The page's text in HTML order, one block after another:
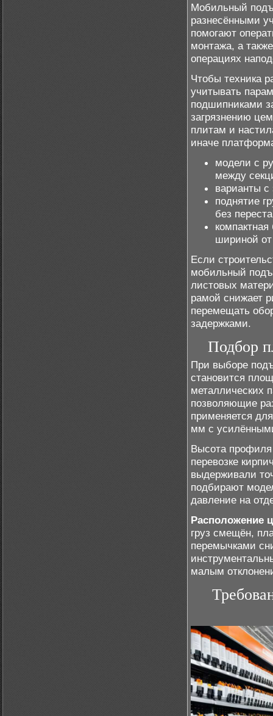
Мобильный
разнесёнными
помогают
монтажа, а
операциях
Чтобы техника
учитывать
подшипниками
загрязнению
плитам и
иначе
модели с
между
варианты с
поднятие
без
шириной
Если
мобильный
листовых
рамой снижает
перемещать
задержками.
Подбор
При выборе
становится
металлических
позволяющие
применяется
мм с
Высота профиля
перевозке
выдерживали
подбирают
давление на
Расположение
груз смещён,
перемычками
малым